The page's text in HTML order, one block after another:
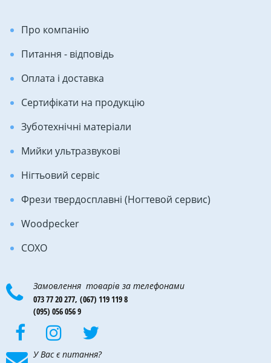
Про компанію
Питання - відповідь
Оплата і доставка
Сертифікати на продукцію
Зуботехнічні матеріали
Мийки ультразвукові
Нігтьовий сервіс
Фрези твердосплавні (Ногтевой сервис)
Woodpecker
COXO
Замовлення товарів за телефонами
073 77 20 277, (067) 119 119 8
(095) 056 056 9
У Вас є питання?